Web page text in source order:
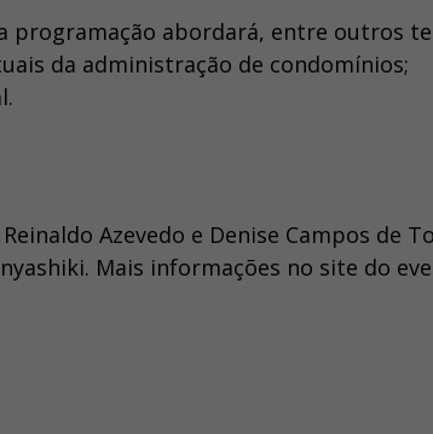
programação abordará, entre outros
da administração de condomínios;
Azevedo e Denise Campos de
Mais informações no site do